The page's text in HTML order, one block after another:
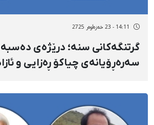
14:11 - 23 خەزەڵوەر 2725
گرتنگەکانی سنە؛ درێژەی
سەرەڕۆیانەی چیاکۆ ڕەزایی و